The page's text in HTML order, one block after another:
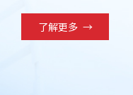
了解更多 →